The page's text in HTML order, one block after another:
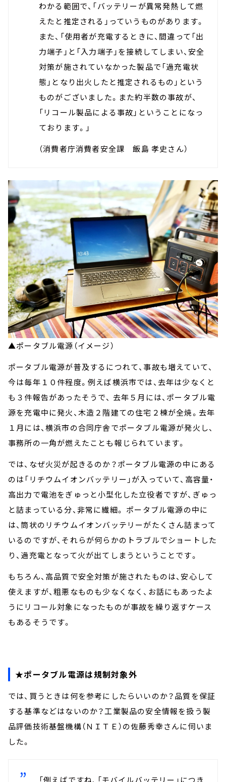
わかる範囲で、「バッテリーが異常発熱して燃
えたと推定される」っていうものがあります。
また、「使用者が充電するときに、間違って「出
力端子」と「入力端子」を接続してしまい、安全
対策が施されていなかった製品で「過充電状
態」となり出火したと推定されるもの」という
ものがございました。また約半数の事故が、
「リコール製品による事故」ということになっ
ております。」
（消費者庁消費者安全課 飯島 孝史さん）
▲ポータブル電源（イメージ）
ポータブル電源が普及するにつれて、事故も増えていて、
今は毎年１０件程度。例えば横浜市では、去年は少なくと
も３件報告があったそうで、 去年５月には、ポータブル電
源を充電中に発火、木造２階建ての住宅２棟が全焼。去年
１月には、横浜市の合同庁舎でポータブル電源が発火し、
事務所の一角が燃えたことも報じられています。
では、なぜ火災が起きるのか？ポータブル電源の中にある
のは「リチウムイオンバッテリー」が入っていて、高容量・
高出力で電池をぎゅっと小型化した立役者ですが、ぎゅっ
と詰まっている分、非常に繊細。 ポータブル電源の中に
は、筒状のリチウムイオンバッテリーがたくさん詰まって
いるのですが、それらが何らかのトラブルでショートした
り、過充電となって火が出てしまうということです。
もちろん、高品質で安全対策が施されたものは、安心して
使えますが、粗悪なものも少なくなく、お話にもあったよ
うにリコール対象になったものが事故を繰り返すケース
もあるそうです。
★ポータブル電源は規制対象外
では、買うときは何を参考にしたらいいのか？品質を保証
する基準などはないのか？工業製品の安全情報を扱う製
品評価技術基盤機構（ＮＩＴＥ）の佐藤秀幸さんに伺いま
した。
「例えばですね、「モバイルバッテリー」につき